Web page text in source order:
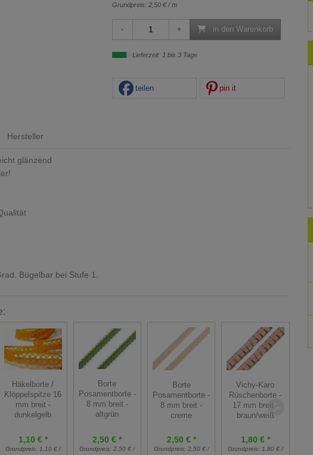
Grundpreis: 2,50 € / m
in den Warenkorb
Lieferzeit: 1 bis 3 Tage
teilen pin it
Hersteller
glänzend
Bügelbar bei Stufe 1.
Häkelborte /
Klöppelspitze 16
mm breit -
dunkelgelb
1,10 € *
Grundpreis: 1,10 € /
Borte
Posamentborte -
8 mm breit -
altgrün
2,50 € *
Grundpreis:2,50 € /
Borte
Posamentborte -
8 mm breit -
creme
2,50 € *
Grundpreis: 2,50 € /
Vichy-Karo
Rüschenborte -
17 mm breit -
braun/weiß
1,80 € *
Grundpreis: 1,80 € /